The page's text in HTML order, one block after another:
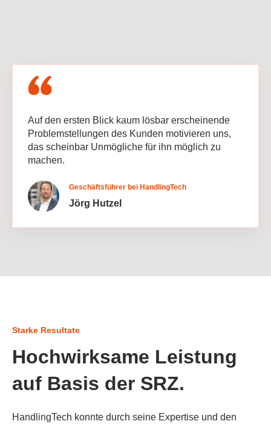
Auf den ersten Blick kaum lösbar erscheinende
Problemstellungen des Kunden motivieren uns,
das scheinbar Unmögliche für ihn möglich zu
machen.
Geschäftsführer bei HandlingTech
Jörg Hutzel
Starke Resultate
Hochwirksame Leistung
auf Basis der SRZ.
HandlingTech konnte durch seine Expertise und den